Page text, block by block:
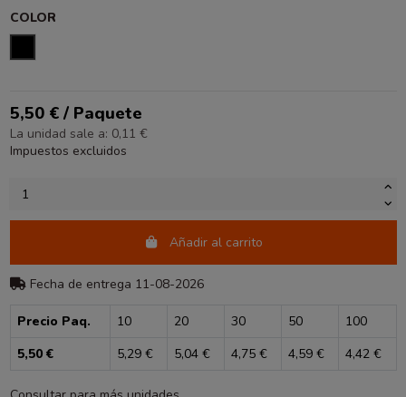
COLOR
5,50 € / Paquete
La unidad sale a: 0,11 €
Impuestos excluidos
Añadir al carrito
Fecha de entrega 11-08-2026
Precio Paq. 10 20 30 50
100
5,50 €
5,29 € 5,04 € 4,75 € 4,59 € 4,42 €